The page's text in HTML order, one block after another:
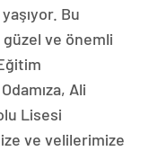
Bu
güzel ve önemli
Ali
Lisesi
ve velilerimize